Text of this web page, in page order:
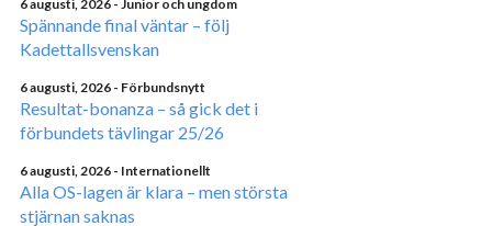
6 augusti, 2026 - Junior och ungdom
Spännande final väntar – följ
Kadettallsvenskan
6 augusti, 2026 - Förbundsnytt
Resultat-bonanza – så gick det i
förbundets tävlingar 25/26
6 augusti, 2026 - Internationellt
Alla OS-lagen är klara – men största
stjärnan saknas